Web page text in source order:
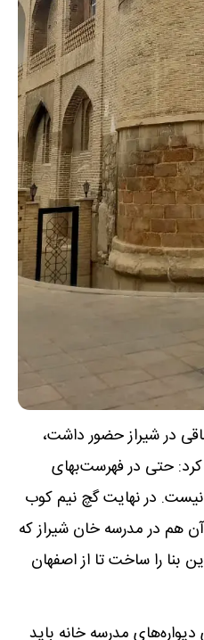
در شیراز حضور داشت،
کرد: حتی در فهرست‌بهای
در نهایت گچ نیم کوب
هم در مدرسه خان شیراز که
بنا را ساخت تا از اصفهان
مدرسه خانه باید